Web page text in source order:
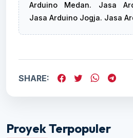
Arduino Medan. Jasa
Jasa Arduino Jogja. Jasa
SHARE:
Proyek Terpopuler